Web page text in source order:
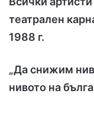
театрален
1988 г.
„Да снижим
нивото на